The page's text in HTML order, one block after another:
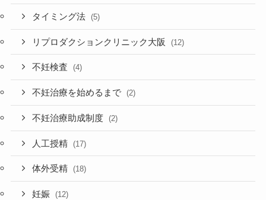
タイミング法 (5)
リプロダクションクリニック大阪 (12)
不妊検査 (4)
不妊治療を始めるまで (2)
不妊治療助成制度 (2)
人工授精 (17)
体外受精 (18)
妊娠 (12)